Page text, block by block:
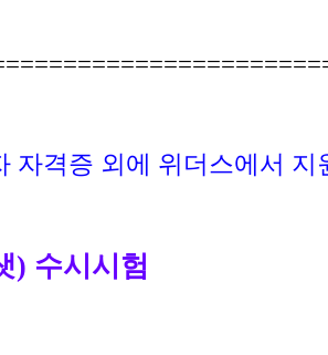
자격증 외에 위더스에서
) 수시시험